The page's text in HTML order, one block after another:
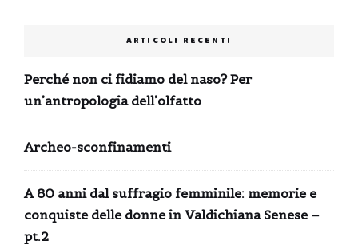
ARTICOLI RECENTI
Perché non ci fidiamo del naso? Per
un’antropologia dell’olfatto
Archeo-sconfinamenti
A 80 anni dal suffragio femminile: memorie e
conquiste delle donne in Valdichiana Senese –
pt.2